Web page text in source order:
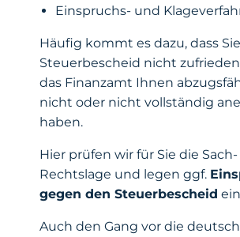
Einspruchs- und
Häufig kommt es dazu, dass
Steuerbescheid nicht
das Finanzamt Ihnen
nicht oder nicht vollständig
haben.
Hier prüfen wir für Sie die
Rechtslage und legen ggf.
gegen den Steuerbescheid
Auch den Gang vor die